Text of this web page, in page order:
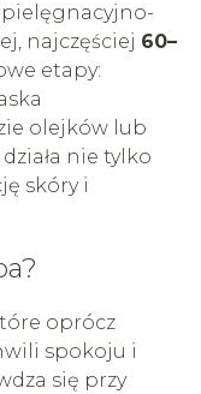
pielęgnacyjno-
najczęściej 60–
etapy:
olejków lub
nie tylko
skóry i
oprócz
spokoju i
się przy